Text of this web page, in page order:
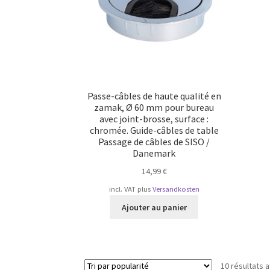
Passe-câbles de haute qualité en
zamak, Ø 60 mm pour bureau
avec joint-brosse, surface :
chromée. Guide-câbles de table
Passage de câbles de SISO /
Danemark
14,99€
incl. VAT plus Versandkosten
Ajouter au panier
10 résultats